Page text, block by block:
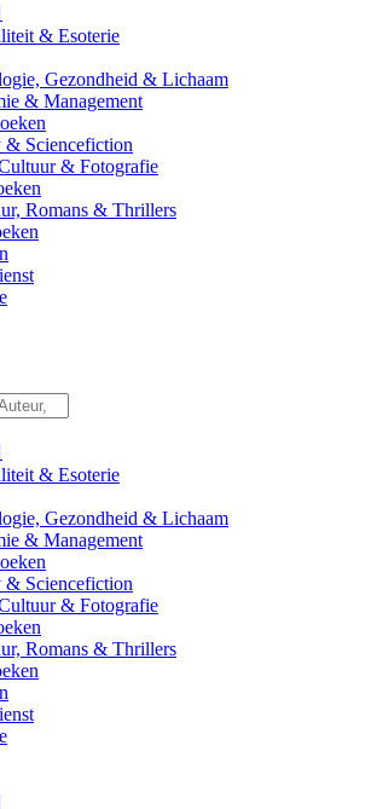
& Esoterie
Gezondheid & Lichaam
& Management
& Sciencefiction
& Fotografie
Romans & Thrillers
& Esoterie
Gezondheid & Lichaam
& Management
& Sciencefiction
& Fotografie
Romans & Thrillers